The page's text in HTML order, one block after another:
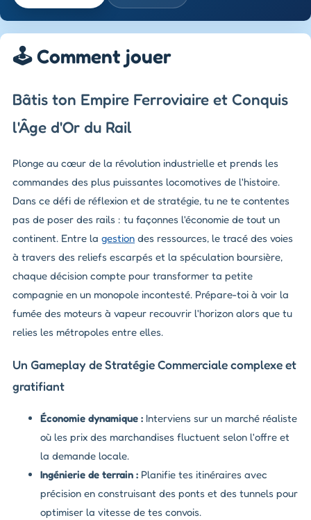
🕹️ Comment jouer
Bâtis ton Empire Ferroviaire et Conquis
l'Âge d'Or du Rail
Plonge au cœur de la révolution industrielle et prends les
commandes des plus puissantes locomotives de l'histoire.
Dans ce défi de réflexion et de stratégie, tu ne te contentes
pas de poser des rails : tu façonnes l'économie de tout un
continent. Entre la gestion des ressources, le tracé des voies
à travers des reliefs escarpés et la spéculation boursière,
chaque décision compte pour transformer ta petite
compagnie en un monopole incontesté. Prépare-toi à voir la
fumée des moteurs à vapeur recouvrir l'horizon alors que tu
relies les métropoles entre elles.
Un Gameplay de Stratégie Commerciale complexe et
gratifiant
Économie dynamique : Interviens sur un marché réaliste
où les prix des marchandises fluctuent selon l'offre et
la demande locale.
Ingénierie de terrain : Planifie tes itinéraires avec
précision en construisant des ponts et des tunnels pour
optimiser la vitesse de tes convois.